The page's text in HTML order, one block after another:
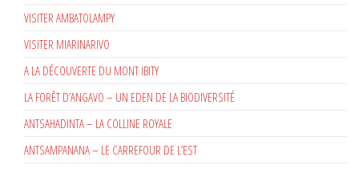
VISITER AMBATOLAMPY
VISITER MIARINARIVO
A LA DÉCOUVERTE DU MONT IBITY
LA FORÊT D’ANGAVO – UN EDEN DE LA BIODIVERSITÉ
ANTSAHADINTA – LA COLLINE ROYALE
ANTSAMPANANA – LE CARREFOUR DE L’EST